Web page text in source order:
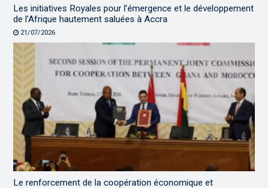
Les initiatives Royales pour l’émergence et le développement
de l’Afrique hautement saluées à Accra
21/07/2026
Le renforcement de la coopération économique et